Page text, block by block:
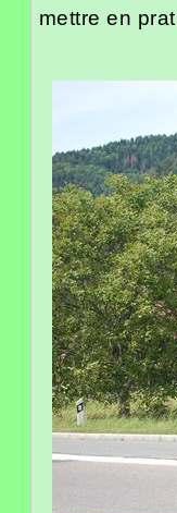
mettre en